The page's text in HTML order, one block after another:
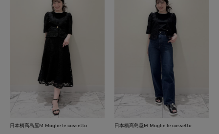
日本橋高島屋M Maglie le cassetto 日本橋高島屋M Maglie le cassetto